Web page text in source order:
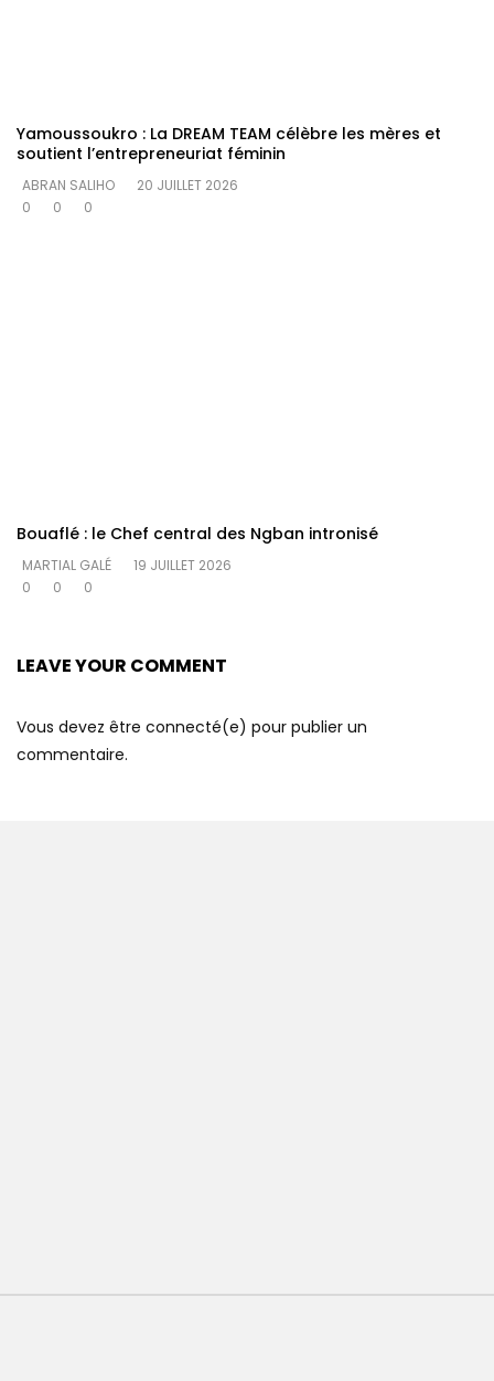
Yamoussoukro : La DREAM TEAM célèbre les mères et
soutient l’entrepreneuriat féminin
ABRAN SALIHO
20 JUILLET 2026
0
0 0
Bouaflé : le Chef central des Ngban intronisé
MARTIAL GALÉ
19 JUILLET 2026
0
0 0
LEAVE YOUR COMMENT
Vous devez être connecté(e) pour publier un
commentaire.